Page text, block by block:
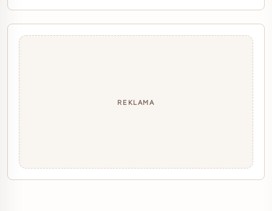
REKLAMA